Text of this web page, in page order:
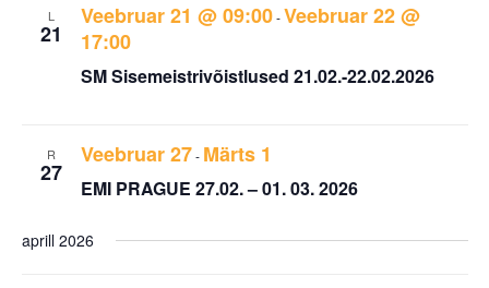
L
21
Veebruar 21 @ 09:00-Veebruar 22 @
17:00
SM Sisemeistrivõistlused 21.02.-22.02.2026
R
27
Veebruar 27- Märts 1
EMI PRAGUE 27.02. – 01. 03. 2026
aprill 2026